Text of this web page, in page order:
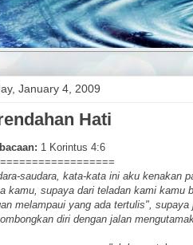
January 4, 2009
Hati
1 Korintus 4:6
saudara, kata-kata ini aku kenakan
kamu, supaya dari teladan kami kamu
melampaui yang ada tertulis",
diri dengan jalan